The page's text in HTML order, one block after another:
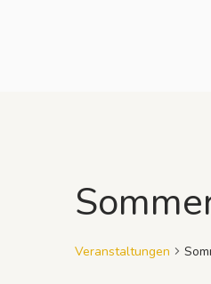
Veranstaltungen